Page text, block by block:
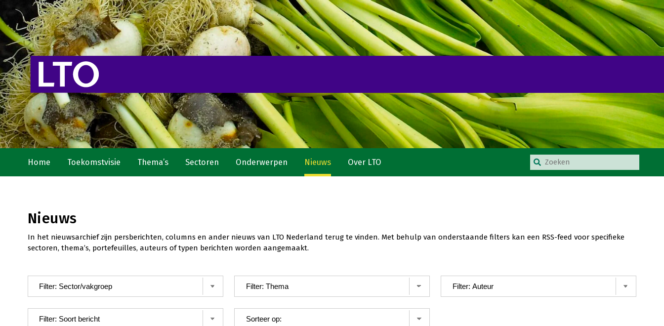
Home Toekomstvisie Thema’s Sectoren Onderwerpen Nieuws Over LTO
Nieuws
In het nieuwsarchief zijn persberichten, columns en ander nieuws van LTO Nederland terug te vinden. Met behulp van onderstaande filters kan een RSS-feed voor specifieke
sectoren, thema’s, portefeuilles, auteurs of typen berichten worden aangemaakt.